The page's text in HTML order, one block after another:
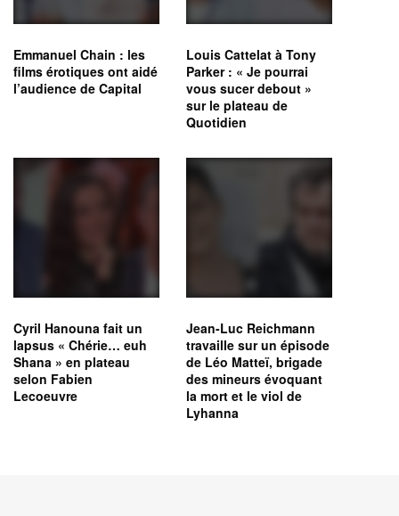
Emmanuel Chain : les
films érotiques ont aidé
l’audience de Capital
Louis Cattelat à Tony
Parker : « Je pourrai
vous sucer debout »
sur le plateau de
Quotidien
Cyril Hanouna fait un
lapsus « Chérie… euh
Shana » en plateau
selon Fabien
Lecoeuvre
Jean-Luc Reichmann
travaille sur un épisode
de Léo Matteï, brigade
des mineurs évoquant
la mort et le viol de
Lyhanna